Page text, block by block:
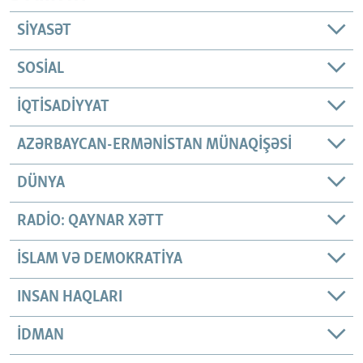
SIYASƏT
SOSIAL
İQTISADIYYAT
AZƏRBAYCAN-ERMƏNISTAN MÜNAQIŞƏSI
DÜNYA
RADIO: QAYNAR XƏTT
İSLAM VƏ DEMOKRATIYA
INSAN HAQLARI
İDMAN